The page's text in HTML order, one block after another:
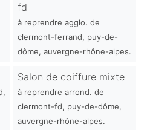
fd
à reprendre agglo. de
clermont-ferrand, puy-de-
dôme, auvergne-rhône-alpes.
Salon de coiffure mixte
à reprendre arrond. de
clermont-fd, puy-de-dôme,
auvergne-rhône-alpes.